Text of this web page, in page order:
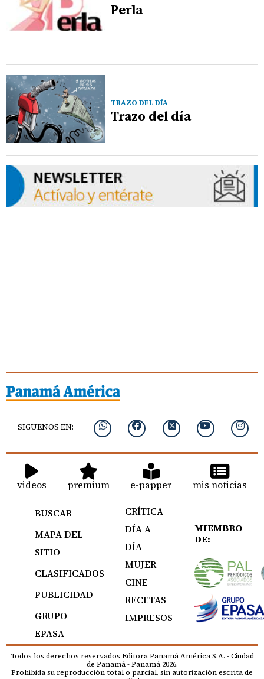
Perla
TRAZO DEL DÍA
Trazo del día
SIGUENOS EN:
videos premium e-papper mis noticias
BUSCAR
MAPA DEL
SITIO
CLASIFICADOS
PUBLICIDAD
GRUPO
EPASA
CRÍTICA
DÍA A
DÍA
MUJER
CINE
RECETAS
IMPRESOS
MIEMBRO
DE:
Todos los derechos reservados Editora Panamá América S.A. - Ciudad
de Panamá - Panamá 2026.
Prohibida su reproducción total o parcial, sin autorización escrita de